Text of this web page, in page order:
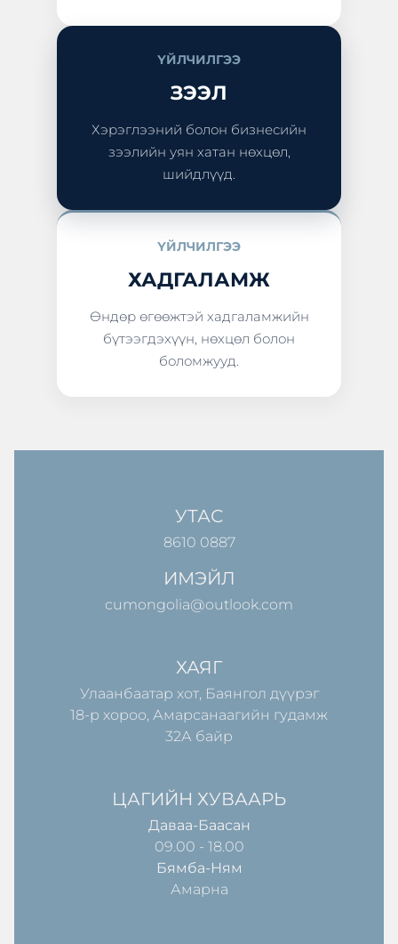
ҮЙЛЧИЛГЭЭ
ЗЭЭЛ
Хэрэглээний болон бизнесийн
зээлийн уян хатан нөхцөл,
шийдлүүд.
ҮЙЛЧИЛГЭЭ
ХАДГАЛАМЖ
Өндөр өгөөжтэй хадгаламжийн
бүтээгдэхүүн, нөхцөл болон
боломжууд.
УТАС
8610 0887
ИМЭЙЛ
cumongolia@outlook.com
ХАЯГ
Улаанбаатар хот, Баянгол дүүрэг
18-р хороо, Амарсанаагийн гудамж
32А байр
ЦАГИЙН ХУВААРЬ
Даваа-Баасан
09.00 - 18.00
Бямба-Ням
Амарна